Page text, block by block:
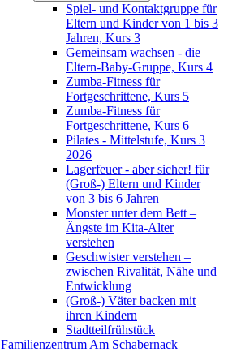
Spiel- und Kontaktgruppe für
Eltern und Kinder von 1 bis 3
Jahren, Kurs 3
Gemeinsam wachsen - die
Eltern-Baby-Gruppe, Kurs 4
Zumba-Fitness für
Fortgeschrittene, Kurs 5
Zumba-Fitness für
Fortgeschrittene, Kurs 6
Pilates - Mittelstufe, Kurs 3
2026
Lagerfeuer - aber sicher! für
(Groß-) Eltern und Kinder
von 3 bis 6 Jahren
Monster unter dem Bett –
Ängste im Kita-Alter
verstehen
Geschwister verstehen –
zwischen Rivalität, Nähe und
Entwicklung
(Groß-) Väter backen mit
ihren Kindern
Stadtteilfrühstück
Familienzentrum Am Schabernack